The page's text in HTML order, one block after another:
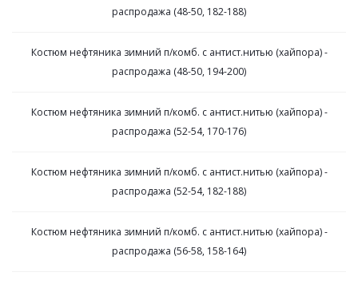
распродажа (48-50, 182-188)
Костюм нефтяника зимний п/комб. с антист.нитью (хайпора) -
распродажа (48-50, 194-200)
Костюм нефтяника зимний п/комб. с антист.нитью (хайпора) -
распродажа (52-54, 170-176)
Костюм нефтяника зимний п/комб. с антист.нитью (хайпора) -
распродажа (52-54, 182-188)
Костюм нефтяника зимний п/комб. с антист.нитью (хайпора) -
распродажа (56-58, 158-164)